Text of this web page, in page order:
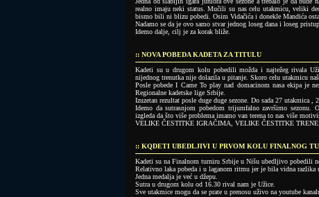
realno imaju neki status. Mučili su nas celu utakmicu, veliki
bismo bili ni blizu pobedi. Osim Vidačića i donekle Mandića
Nadamo se da je ovo samo stvar jednog loseg dana i loseg
Idemo dalje, cilj je za korak bliže.
:: NOVA POBEDA KADETA ZA TITULU
Kadeti su u drugom kolu pobedili možda i najtežeg rivala
nijednog trenutka nije dolazila u pitanje. Skoro celu utakmicu
Posle pobede I Came To play nad domacinom nasa ekipa je
Regionalne kadetske lige Srbije.
Izuzetan rezultat posle duge duge sezone. Do sada 27 utakmica ,
Idemo da sutrasnjom pobedom trijumfalno završimo sezonu.
izgleda da što više problema imamo van terena to nas više
VELIKE ČESTITKE IGRAČIMA, VELIKE ČESTITKE
:: KQDETI UBEDLJIVI U PRVOM KOLU FINALNOG
Kadeti su na Finalnom turniru Srbije u Nišu ubedljivo pobedili
Relativno laka pobeda i u laganom ritmu jer je bila vidna
Jedna medalja je već u džepu.
Sutra u drugom kolu od 16.30 rival nam je Užice.
Sve utakmice mogu da se prate u prenosu uživo na youtube